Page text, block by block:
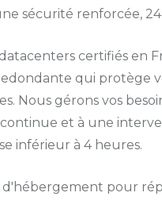
sécurité renforcée,
certifiés en
qui protège
Nous gérons vos
et à une
inférieur à 4 heures.
pour